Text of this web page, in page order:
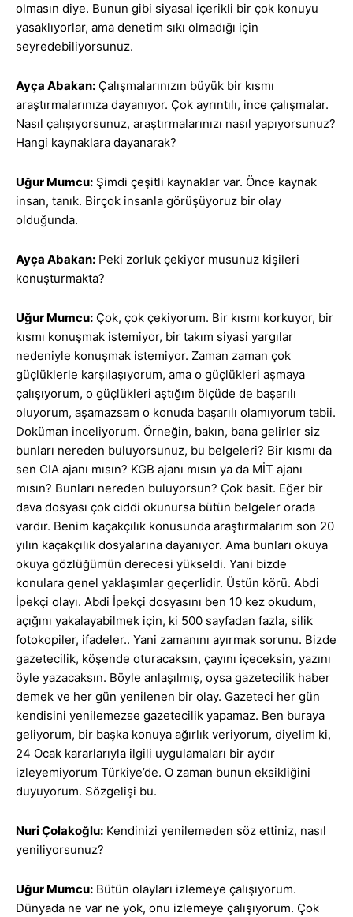
olmasın diye. Bunun gibi siyasal içerikli bir çok konuyu
yasaklıyorlar, ama denetim sıkı olmadığı için
seyredebiliyorsunuz.
Ayça Abakan: Çalışmalarınızın büyük bir kısmı
araştırmalarınıza dayanıyor. Çok ayrıntılı, ince çalışmalar.
Nasıl çalışıyorsunuz, araştırmalarınızı nasıl yapıyorsunuz?
Hangi kaynaklara dayanarak?
Uğur Mumcu: Şimdi çeşitli kaynaklar var. Önce kaynak
insan, tanık. Birçok insanla görüşüyoruz bir olay
olduğunda.
Ayça Abakan: Peki zorluk çekiyor musunuz kişileri
konuşturmakta?
Uğur Mumcu: Çok, çok çekiyorum. Bir kısmı korkuyor, bir
kısmı konuşmak istemiyor, bir takım siyasi yargılar
nedeniyle konuşmak istemiyor. Zaman zaman çok
güçlüklerle karşılaşıyorum, ama o güçlükleri aşmaya
çalışıyorum, o güçlükleri aştığım ölçüde de başarılı
oluyorum, aşamazsam o konuda başarılı olamıyorum tabii.
Doküman inceliyorum. Örneğin, bakın, bana gelirler siz
bunları nereden buluyorsunuz, bu belgeleri? Bir kısmı da
sen CIA ajanı mısın? KGB ajanı mısın ya da MİT ajanı
mısın? Bunları nereden buluyorsun? Çok basit. Eğer bir
dava dosyası çok ciddi okunursa bütün belgeler orada
vardır. Benim kaçakçılık konusunda araştırmalarım son 20
yılın kaçakçılık dosyalarına dayanıyor. Ama bunları okuya
okuya gözlüğümün derecesi yükseldi. Yani bizde
konulara genel yaklaşımlar geçerlidir. Üstün körü. Abdi
İpekçi olayı. Abdi İpekçi dosyasını ben 10 kez okudum,
açığını yakalayabilmek için, ki 500 sayfadan fazla, silik
fotokopiler, ifadeler.. Yani zamanını ayırmak sorunu. Bizde
gazetecilik, köşende oturacaksın, çayını içeceksin, yazını
öyle yazacaksın. Böyle anlaşılmış, oysa gazetecilik haber
demek ve her gün yenilenen bir olay. Gazeteci her gün
kendisini yenilemezse gazetecilik yapamaz. Ben buraya
geliyorum, bir başka konuya ağırlık veriyorum, diyelim ki,
24 Ocak kararlarıyla ilgili uygulamaları bir aydır
izleyemiyorum Türkiye’de. O zaman bunun eksikliğini
duyuyorum. Sözgelişi bu.
Nuri Çolakoğlu: Kendinizi yenilemeden söz ettiniz, nasıl
yeniliyorsunuz?
Uğur Mumcu: Bütün olayları izlemeye çalışıyorum.
Dünyada ne var ne yok, onu izlemeye çalışıyorum. Çok